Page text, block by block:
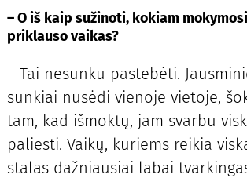
– O iš kaip sužinoti, kokiam
priklauso vaikas?
– Tai nesunku pastebėti.
sunkiai nusėdi vienoje vietoje,
tam, kad išmoktų, jam svarbu
paliesti. Vaikų, kuriems reikia
stalas dažniausiai labai